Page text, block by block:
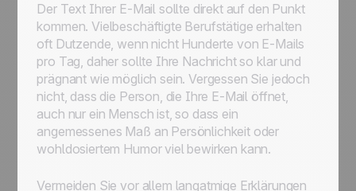
Der Text Ihrer E-Mail sollte direkt auf den Punkt
kommen. Vielbeschäftigte Berufstätige erhalten
oft Dutzende, wenn nicht Hunderte von E-Mails
pro Tag, daher sollte Ihre Nachricht so klar und
prägnant wie möglich sein. Vergessen Sie jedoch
nicht, dass die Person, die Ihre E-Mail öffnet,
auch nur ein Mensch ist, so dass ein
angemessenes Maß an Persönlichkeit oder
wohldosiertem Humor viel bewirken kann.
Vermeiden Sie vor allem langatmige Erklärungen